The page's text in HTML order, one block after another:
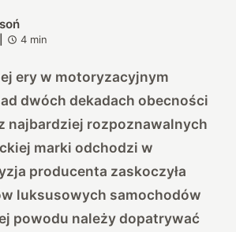
4 min
ery w motoryzacyjnym
dwóch dekadach obecności
najbardziej rozpoznawalnych
marki odchodzi w
producenta zaskoczyła
luksusowych samochodów
powodu należy dopatrywać